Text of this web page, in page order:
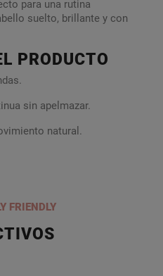
para una rutina
suelto, brillante y con
PRODUCTO
sin apelmazar.
natural.
FRIENDLY